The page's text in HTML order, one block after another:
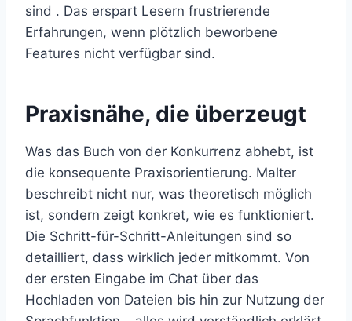
sind . Das erspart Lesern frustrierende
Erfahrungen, wenn plötzlich beworbene
Features nicht verfügbar sind.
Praxisnähe, die überzeugt
Was das Buch von der Konkurrenz abhebt, ist
die konsequente Praxisorientierung. Malter
beschreibt nicht nur, was theoretisch möglich
ist, sondern zeigt konkret, wie es funktioniert.
Die Schritt-für-Schritt-Anleitungen sind so
detailliert, dass wirklich jeder mitkommt. Von
der ersten Eingabe im Chat über das
Hochladen von Dateien bis hin zur Nutzung der